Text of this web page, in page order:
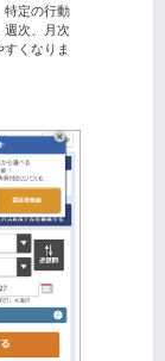
特定の行動
週次、月次
くなりま